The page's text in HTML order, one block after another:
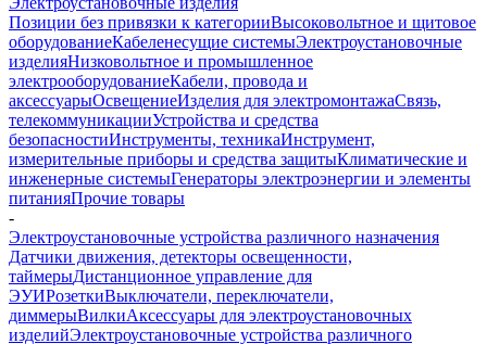
Позиции без привязки к категорииВысоковольтное и щитовое
оборудованиеКабеленесущие системыЭлектроустановочные
изделияНизковольтное и промышленное
электрооборудованиеКабели, провода и
аксессуарыОсвещениеИзделия для электромонтажаСвязь,
телекоммуникацииУстройства и средства
безопасностиИнструменты, техникаИнструмент,
измерительные приборы и средства защитыКлиматические и
инженерные системыГенераторы электроэнергии и элементы
питанияПрочие товары
-
Электроустановочные устройства различного назначения
Датчики движения, детекторы освещенности,
таймерыДистанционное управление для
ЭУИРозеткиВыключатели, переключатели,
диммерыВилкиАксессуары для электроустановочных
изделийЭлектроустановочные устройства различного